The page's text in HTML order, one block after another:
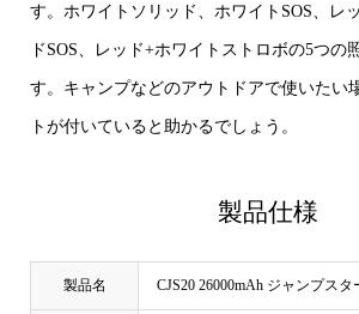
す。ホワイトソリッド、ホワイトSOS、レ
ドSOS、レッド+ホワイトストロボの5つの
す。キャンプなどのアウトドアで使いたい
トが付いていると助かるでしょう。
製品仕様
製品名 CJS20 26000mAh ジャンプスタ